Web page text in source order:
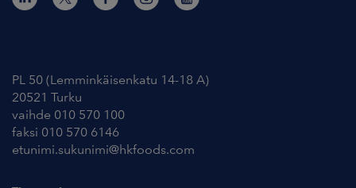
PL 50 (Lemminkäisenkatu 14-18 A)
20521 Turku
vaihde 010 570 100
faksi 010 570 6146
etunimi.sukunimi@hkfoods.com